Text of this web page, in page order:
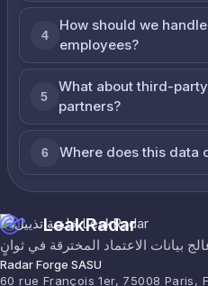
4
How should we
employees?
5
What about third-
partners?
6 Where does this data
LeakRadar
Radar Forge SASU
60 rue François 1er, 75008 Paris,